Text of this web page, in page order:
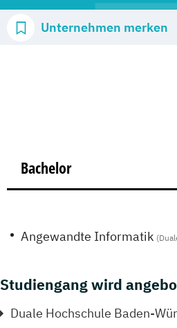
Unternehmen merken
Bachelor
Angewandte Informatik
Studiengang wird
Duale Hochschule Baden-